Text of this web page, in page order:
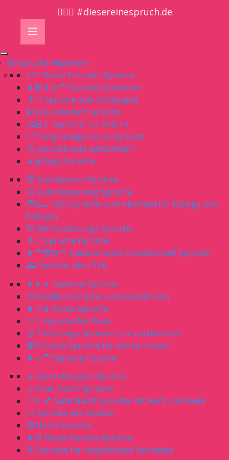
🤷🏼‍♀️ #diesereinespruch.de
😁 Sprüche Allgemein
👱🏻‍♀️ Beste Freundin Sprüche
👩🏼👩🏼‍🦱 Sprüche Schwester
👵🏻 Sprüche zum Ruhestand
👯 Freundschaft Sprüche
👶🏻🍼 Sprüche zur Geburt
👌🏻Tiefgründige kurze Sprüche
🤒 Sprüche zum aufmuntern
🧘🏼Yoga Sprüche
😇 Dankbarkeit Sprüche
🤒 Gute Besserung Sprüche
🧑🏼‍🍳 👨🏼‍⚕️ Sprüche zum Abschied für Kollege und
Kollegin
🫡 Wertschätzungs Sprüche
👵🏻 Sprüche für Oma
👩‍🦰🧑🏻‍🦰 Unbezahlbare Freundschaft Sprüche
🕰 Sprüche über Zeit
👨‍👩‍👧 Familien Sprüche
🤔 Familien Sprüche zum nachdenken
👩🏼‍🍼Mama Sprüche
🧔🏼‍♂️ Sprüche für Papa
🤔 Tiefsinnige Sprüche zum nachdenken
🧕🏻 Coole Sprüche für starke Frauen
👩🏼‍🦱 Sprüche Cousine
☀️ Guten Morgen Sprüche
🌙 Gute Nacht Sprüche
🌕🌛 💕 Gute Nacht Sprüche mit Herz und Seele
☝🏻Sprüche des Lebens
🥰 Nette Sprüche
👩🏼 Beste Mamma Sprüche
🤬 Sprüche für respektloses Verhalten